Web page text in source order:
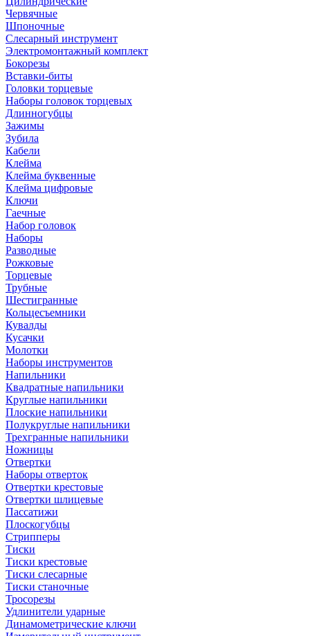
Червячные
Шпоночные
Слесарный инструмент
Электромонтажный комплект
Бокорезы
Вставки-биты
Головки торцевые
Наборы головок торцевых
Длинногубцы
Зажимы
Зубила
Кабели
Клейма
Клейма буквенные
Клейма цифровые
Ключи
Гаечные
Набор головок
Наборы
Разводные
Рожковые
Торцевые
Трубные
Шестигранные
Кольцесъемники
Кувалды
Кусачки
Молотки
Наборы инструментов
Напильники
Квадратные напильники
Круглые напильники
Плоские напильники
Полукруглые напильники
Трехгранные напильники
Ножницы
Отвертки
Наборы отверток
Отвертки крестовые
Отвертки шлицевые
Пассатижи
Плоскогубцы
Стрипперы
Тиски
Тиски крестовые
Тиски слесарные
Тиски станочные
Тросорезы
Удлинители ударные
Динамометрические ключи